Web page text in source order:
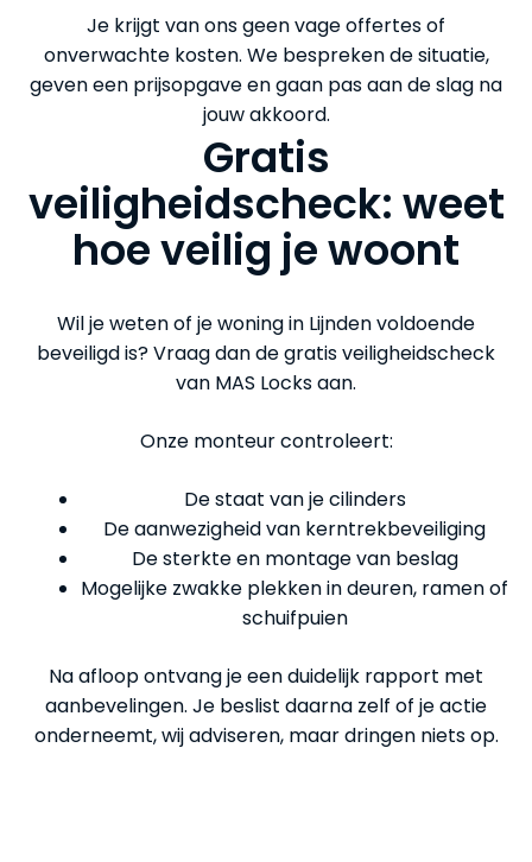
Je krijgt van ons geen vage offertes of
onverwachte kosten. We bespreken de situatie,
geven een prijsopgave en gaan pas aan de slag na
jouw akkoord.
Gratis
veiligheidscheck: weet
hoe veilig je woont
Wil je weten of je woning in Lijnden voldoende
beveiligd is? Vraag dan de gratis veiligheidscheck
van MAS Locks aan.
Onze monteur controleert:
De staat van je cilinders
De aanwezigheid van kerntrekbeveiliging
De sterkte en montage van beslag
Mogelijke zwakke plekken in deuren, ramen of
schuifpuien
Na afloop ontvang je een duidelijk rapport met
aanbevelingen. Je beslist daarna zelf of je actie
onderneemt, wij adviseren, maar dringen niets op.